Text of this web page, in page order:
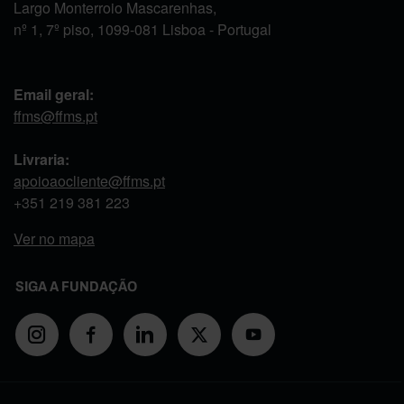
Largo Monterroio Mascarenhas,
nº 1, 7º piso, 1099-081 Lisboa - Portugal
Email geral:
ffms@ffms.pt
Livraria:
apoioaocliente@ffms.pt
+351 219 381 223
Ver no mapa
SIGA A FUNDAÇÃO